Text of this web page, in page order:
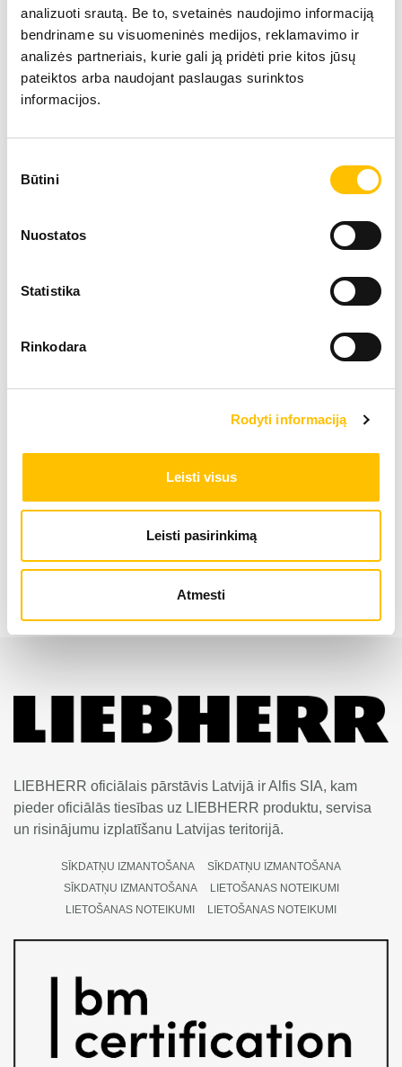
analizuoti srautą. Be to, svetainės naudojimo informaciją
bendriname su visuomeninės medijos, reklamavimo ir
analizės partneriais, kurie gali ją pridėti prie kitos jūsų
pateiktos arba naudojant paslaugas surinktos
informacijos.
pasirinkimas
Būtini
Nuostatos
Statistika
Rinkodara
Rodyti informaciją
Leisti visus
Leisti pasirinkimą
Atmesti
Kausa ietilpība 0.55
Riteņu ekskavators A 924
LIEBHERR oficiālais pārstāvis Latvijā ir Alfis SIA, kam
pieder oficiālās tiesības uz LIEBHERR produktu, servisa
un risinājumu izplatīšanu Latvijas teritorijā.
SĪKDATŅU IZMANTOŠANA
SĪKDATŅU IZMANTOŠANA
SĪKDATŅU IZMANTOŠANA
LIETOŠANAS NOTEIKUMI
LIETOŠANAS NOTEIKUMI
LIETOŠANAS NOTEIKUMI